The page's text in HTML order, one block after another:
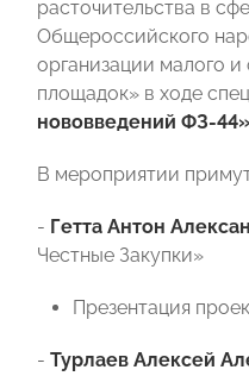
расточительства в
Общероссийского
организации малого
площадок» в ходе
нововведений ФЗ-44»
В мероприятии
- Гетта Антон
Честные Закупки»
Презентация
- Турлаев Алексей